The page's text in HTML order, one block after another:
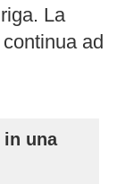
La
ad
in una